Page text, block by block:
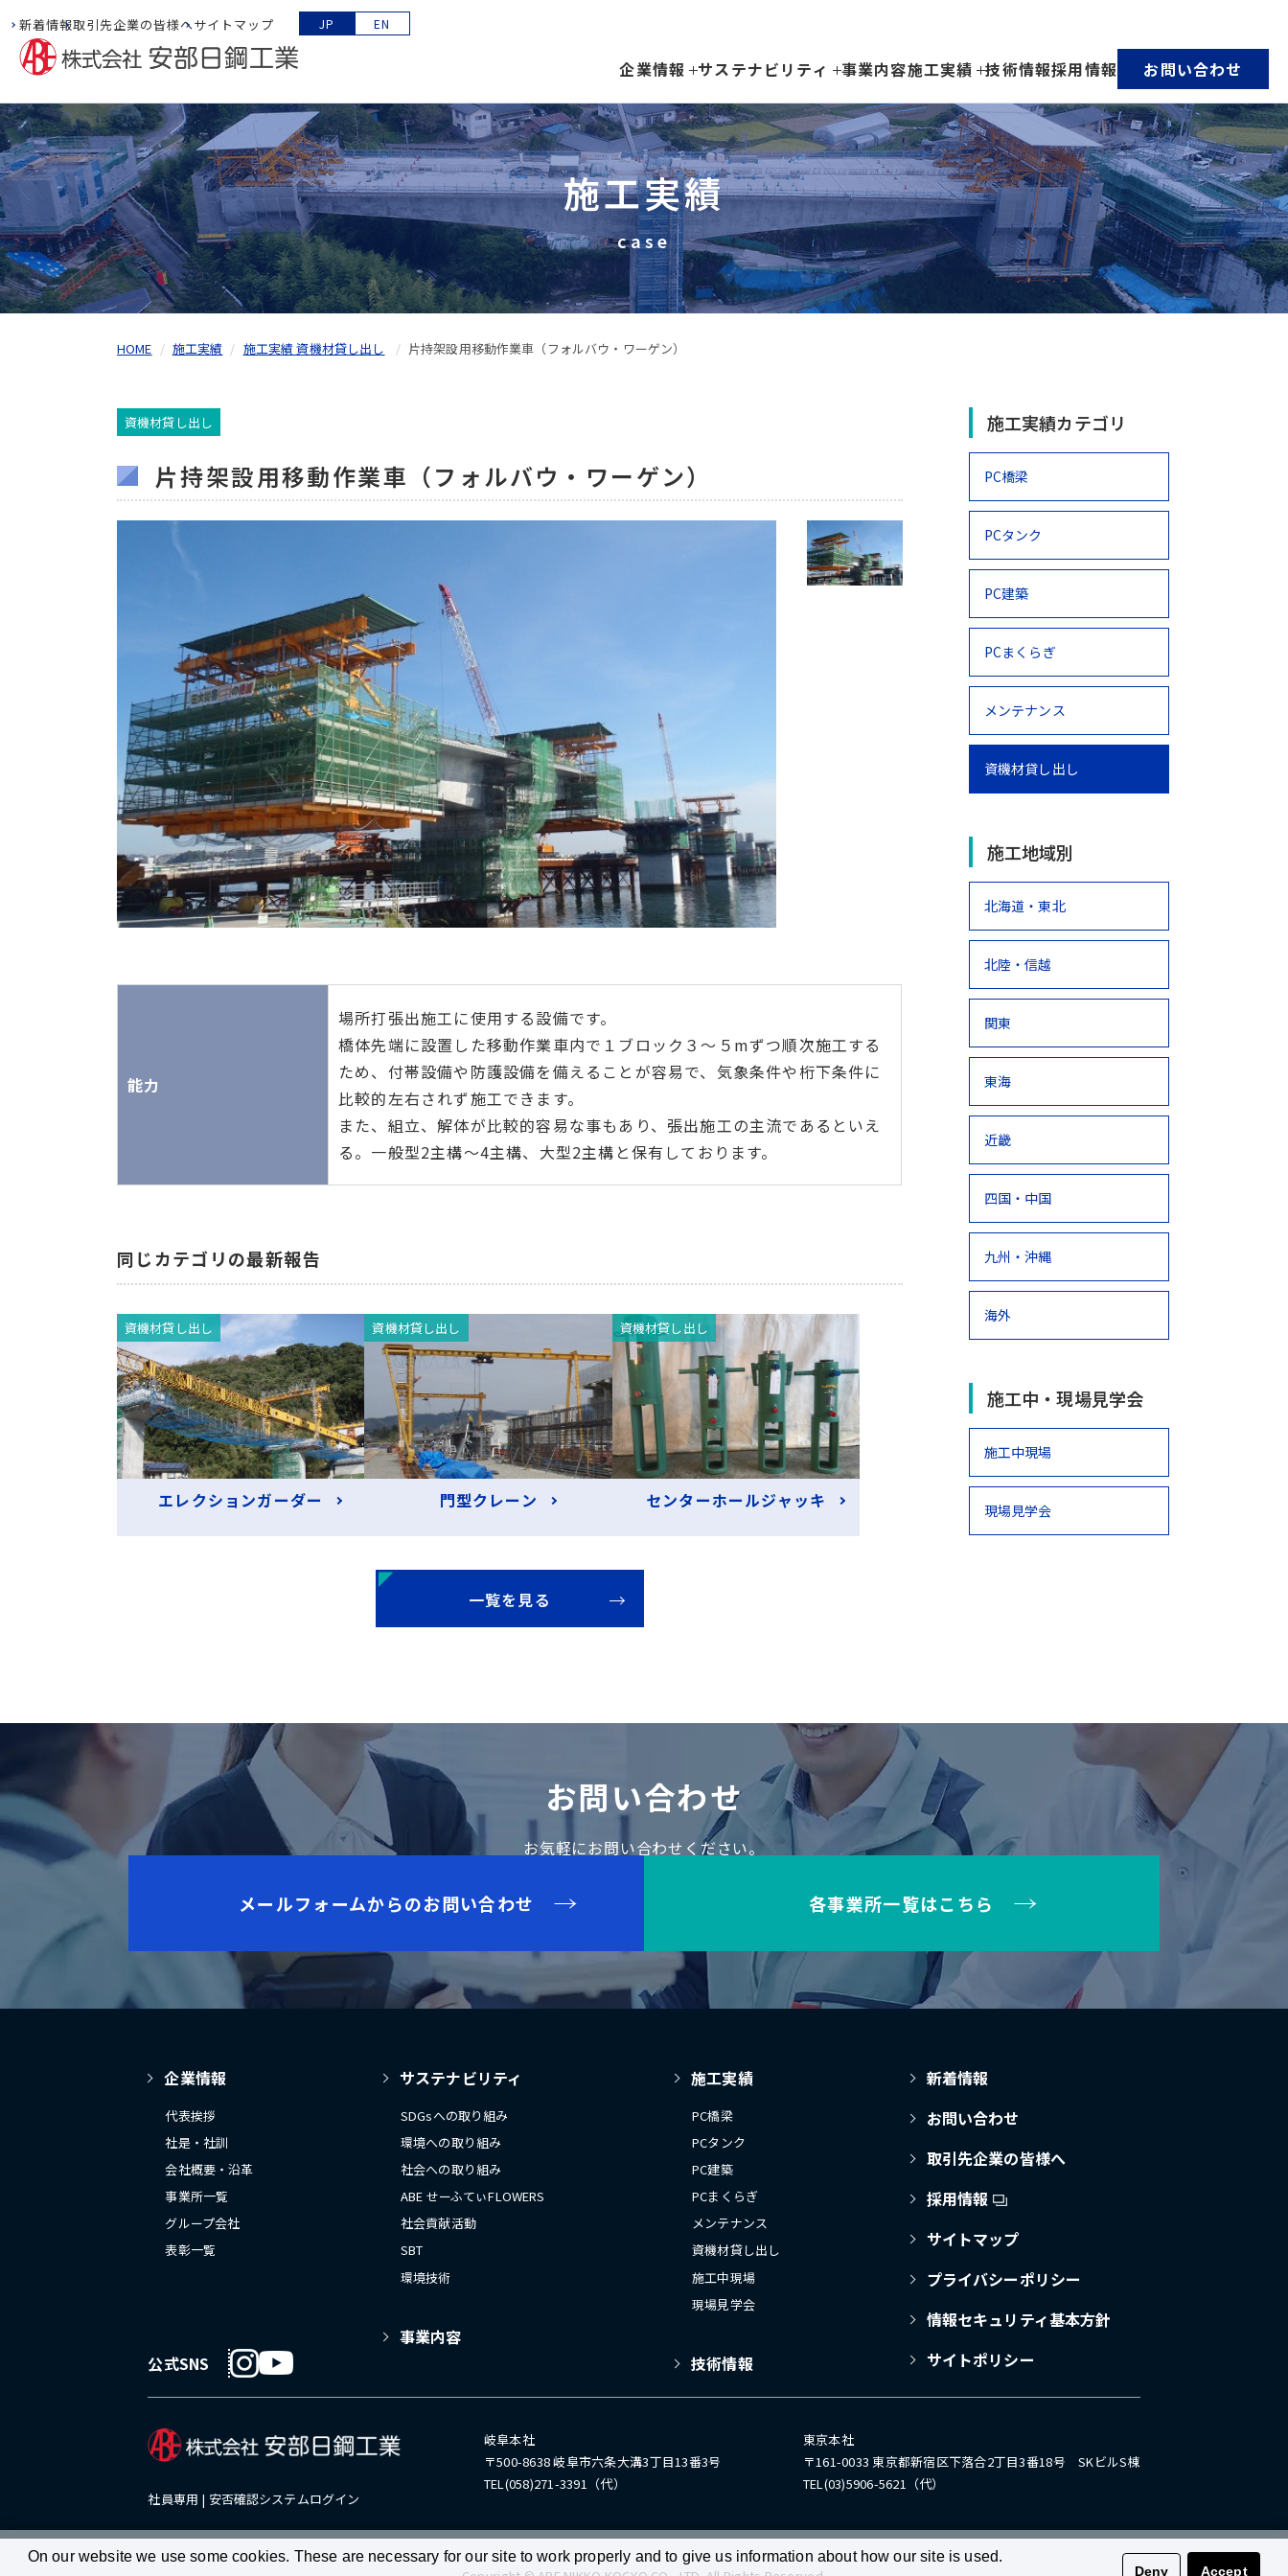
新着情報取引先企業の皆様へサイトマップ JP EN
企業情報 サステナビリティ 事業内容施工実績 技術情報採用情報 お問い合わせ
施工実績
case
HOME 施工実績 施工実績 資機材貸し出し 片持架設用移動作業車（フォルバウ・ワーゲン）
資機材貸し出し
片持架設用移動作業車（フォルバウ・ワーゲン）
能力
場所打張出施工に使用する設備です。
橋体先端に設置した移動作業車内で１ブロック３～５mずつ順次施工する
ため、付帯設備や防護設備を備えることが容易で、気象条件や桁下条件に
比較的左右されず施工できます。
また、組立、解体が比較的容易な事もあり、張出施工の主流であるといえ
る。一般型2主構～4主構、大型2主構と保有しております。
同じカテゴリの最新報告
資機材貸し出し
エレクションガーダー
資機材貸し出し
門型クレーン
資機材貸し出し
センターホールジャッキ
一覧を見る
施工実績カテゴリ
PC橋梁
PCタンク
PC建築
PCまくらぎ
メンテナンス
資機材貸し出し
施工地域別
北海道・東北
北陸・信越
関東
東海
近畿
四国・中国
九州・沖縄
海外
施工中・現場見学会
施工中現場
現場見学会
お問い合わせ
お気軽にお問い合わせください。
メールフォームからのお問い合わせ 各事業所一覧はこちら
企業情報
代表挨拶
社是・社訓
会社概要・沿革
事業所一覧
グループ会社
表彰一覧
サステナビリティ
SDGsへの取り組み
環境への取り組み
社会への取り組み
ABE せーふてぃFLOWERS
社会貢献活動
SBT
環境技術
事業内容
施工実績
PC橋梁
PCタンク
PC建築
PCまくらぎ
メンテナンス
資機材貸し出し
施工中現場
現場見学会
技術情報
新着情報
お問い合わせ
取引先企業の皆様へ
採用情報
サイトマップ
プライバシーポリシー
情報セキュリティ基本方針
サイトポリシー
公式SNS
社員専用 | 安否確認システムログイン
岐阜本社
〒500-8638 岐阜市六条大溝3丁目13番3号
TEL(058)271-3391（代）
東京本社
〒161-0033 東京都新宿区下落合2丁目3番18号 SKビルS棟
TEL(03)5906-5621（代）
On our website we use some cookies. These are necessary for our site to work properly and to give us information about how our site is used.
Deny Accept